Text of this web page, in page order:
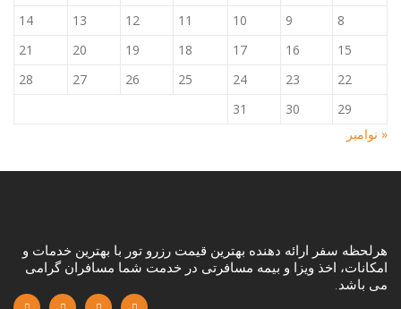
8
9
10
11
12
13
14
15
16
17
18
19
20
21
22
23
24
25
26
27
28
29
30
31
« نوامبر
هرلحظه سفر ارائه دهنده بهترین قیمت رزرو تور با بهترین خدمات و
امکانات، اخذ ویزا و بیمه مسافرتی در خدمت شما مسافران گرامی
می باشد.